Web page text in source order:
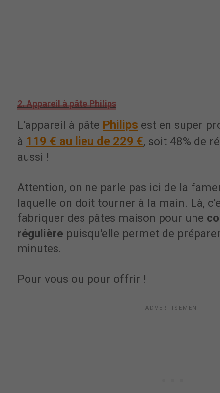
2. Appareil à pâte Philips
L'appareil à pâte Philips est en super
à 119 € au lieu de 229 €, soit 48% de
aussi !
Attention, on ne parle pas ici de la
laquelle on doit tourner à la main. Là,
fabriquer des pâtes maison pour une
régulière puisqu'elle permet de
minutes.
Pour vous ou pour offrir !